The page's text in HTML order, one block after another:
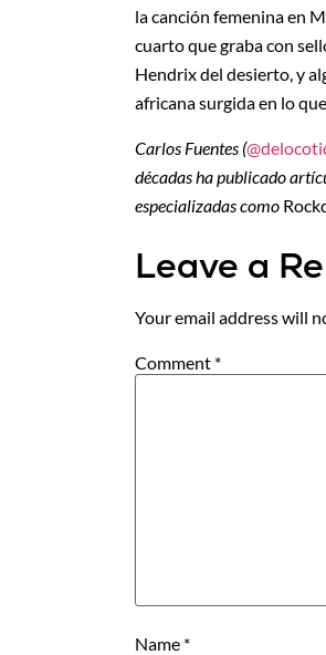
la canción femenina en
cuarto que graba con
Hendrix del desierto, y
africana surgida en lo
Carlos Fuentes (
décadas ha publicado
especializadas como
Leave a
Your email address will
Comment *
Name *